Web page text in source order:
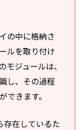
の中に格納さ
ルを取り付け
モジュールは、
し、その過程
できます。
存在しているた